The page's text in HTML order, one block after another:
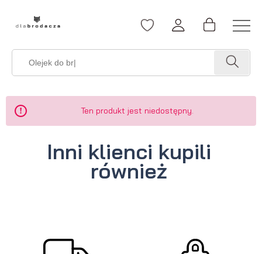
Ten produkt jest niedostępny.
Inni klienci kupili
również